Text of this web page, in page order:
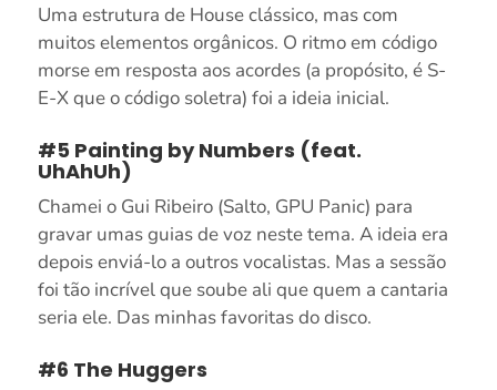
Uma estrutura de House clássico, mas com
muitos elementos orgânicos. O ritmo em código
morse em resposta aos acordes (a propósito, é S-
E-X que o código soletra) foi a ideia inicial.
#5 Painting by Numbers (feat.
UhAhUh)
Chamei o Gui Ribeiro (Salto, GPU Panic) para
gravar umas guias de voz neste tema. A ideia era
depois enviá-lo a outros vocalistas. Mas a sessão
foi tão incrível que soube ali que quem a cantaria
seria ele. Das minhas favoritas do disco.
#6 The Huggers